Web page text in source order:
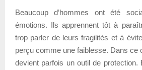
Beaucoup d’hommes ont été
émotions. Ils apprennent tôt à
trop parler de leurs fragilités et à
perçu comme une faiblesse. Dans ce
devient parfois un outil de protection.